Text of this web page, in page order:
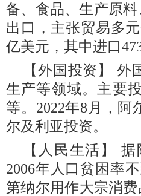
备、食品、生产原
出口，主张贸易多
亿美元，其中进口
【外国投资】
生产等领域。主要
等。2022年8月，
尔及利亚投资。
【人民生活】
2006年人口贫困率
第纳尔用作大宗消